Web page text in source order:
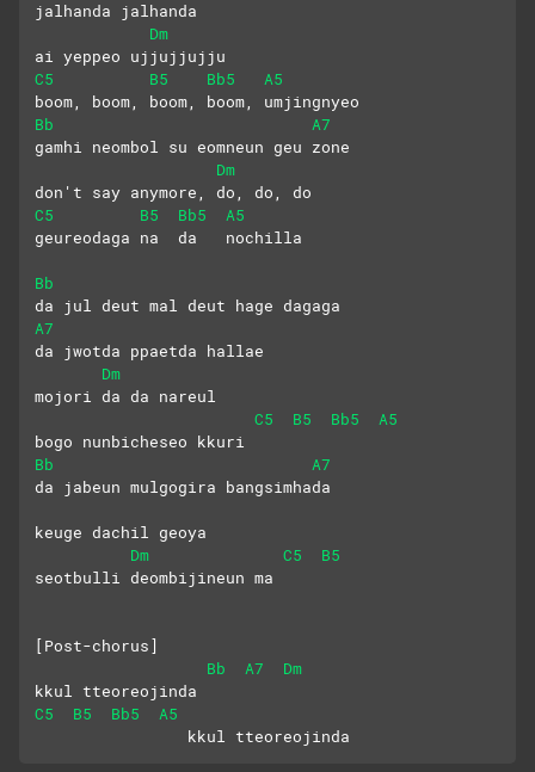
jalhanda jalhanda
Dm
ai yeppeo ujjujjujju
C5
B5 Bb5
A5
boom, boom, boom, boom, umjingnyeo
Bb
A7
gamhi neombol su eomneun geu zone
Dm
don't say anymore, do, do, do
C5
B5 Bb5
A5
geureodaga na  da   nochilla
Bb
da jul deut mal deut hage dagaga
A7
da jwotda ppaetda hallae
Dm
mojori da da nareul
C5
B5 Bb5
A5
bogo nunbicheseo kkuri
Bb
A7
da jabeun mulgogira bangsimhada
keuge dachil geoya
Dm
C5
B5
seotbulli deombijineun ma
[Post-chorus]
Bb
A7
Dm
kkul tteoreojinda
C5
B5 Bb5
A5
                kkul tteoreojinda